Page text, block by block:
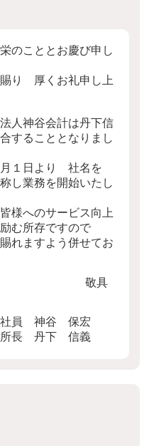
のこととお慶び申し
り 厚くお礼申し上
人神谷会計は丹下信
することとなりまし
１日より 社名を
し業務を開始いたし
様へのサービス向上
む所存ですので
れますよう併せてお
敬具
員 神谷 保宏
所長 丹下 信義